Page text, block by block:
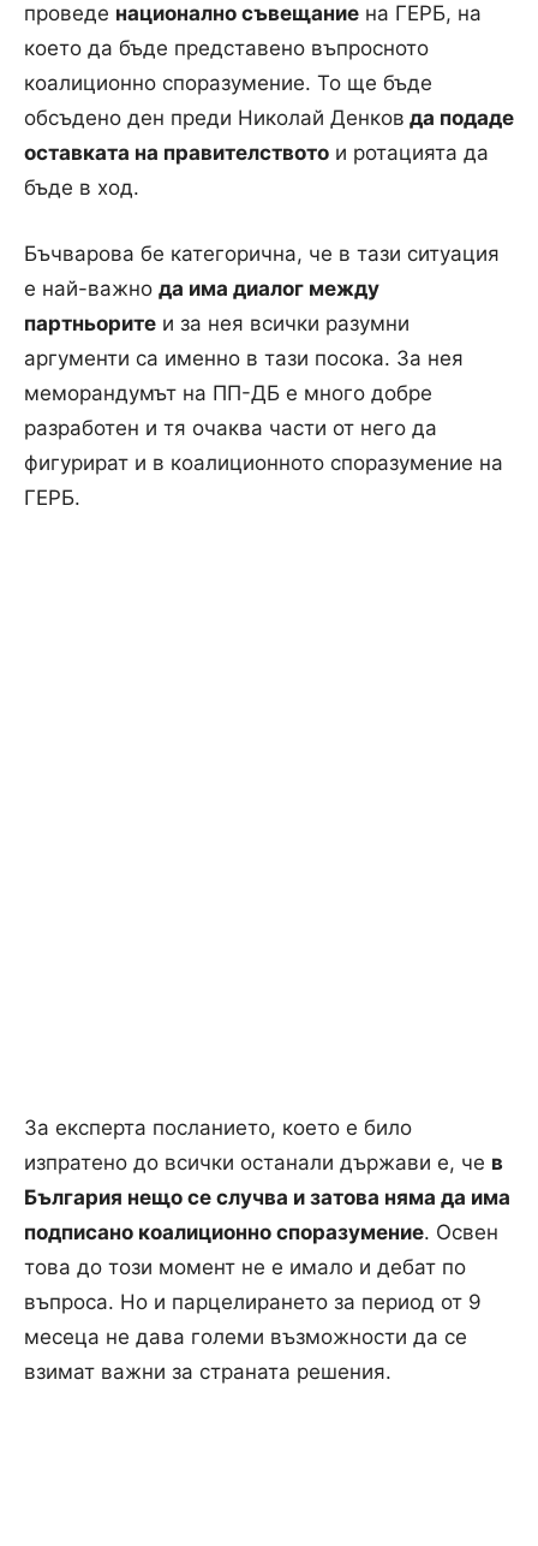
проведе национално съвещание на ГЕРБ, на
което да бъде представено въпросното
коалиционно споразумение. То ще бъде
обсъдено ден преди Николай Денков да подаде
оставката на правителството и ротацията да
бъде в ход.
Бъчварова бе категорична, че в тази ситуация
е най-важно да има диалог между
партньорите и за нея всички разумни
аргументи са именно в тази посока. За нея
меморандумът на ПП-ДБ е много добре
разработен и тя очаква части от него да
фигурират и в коалиционното споразумение на
ГЕРБ.
За експерта посланието, което е било
изпратено до всички останали държави е, че в
България нещо се случва и затова няма да има
подписано коалиционно споразумение. Освен
това до този момент не е имало и дебат по
въпроса. Но и парцелирането за период от 9
месеца не дава големи възможности да се
взимат важни за страната решения.